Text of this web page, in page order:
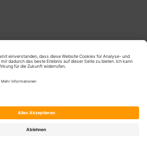
Hausordnung